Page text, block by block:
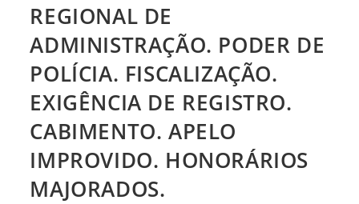
REGIONAL DE
ADMINISTRAÇÃO. PODER DE
POLÍCIA. FISCALIZAÇÃO.
EXIGÊNCIA DE REGISTRO.
CABIMENTO. APELO
IMPROVIDO. HONORÁRIOS
MAJORADOS.